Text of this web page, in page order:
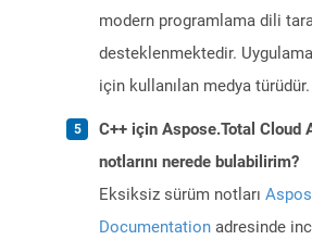
modern programlama dili
desteklenmektedir.
için kullanılan medya türüdür.
C++ için Aspose.Total Cloud
notlarını nerede bulabilirim?
Eksiksiz sürüm notları
Documentation adresinde